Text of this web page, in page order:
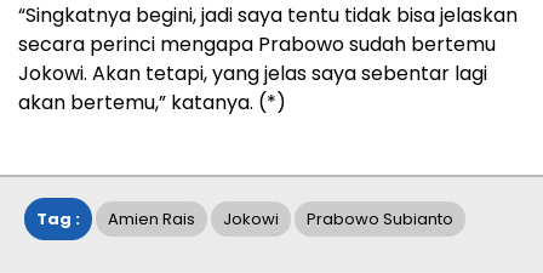
“Singkatnya begini, jadi saya tentu tidak bisa jelaskan
secara perinci mengapa Prabowo sudah bertemu
Jokowi. Akan tetapi, yang jelas saya sebentar lagi
akan bertemu,” katanya. (*)
Tag : Amien Rais Jokowi Prabowo Subianto